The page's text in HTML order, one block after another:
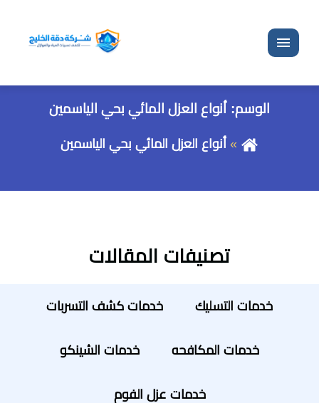
القائمة
الوسم: أنواع العزل المائي بحي الياسمين
أنواع العزل المائي بحي الياسمين
تصنيفات المقالات
خدمات التسليك خدمات كشف التسربات
خدمات المكافحه خدمات الشينكو
خدمات عزل الفوم